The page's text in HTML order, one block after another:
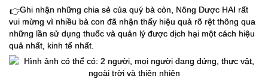
👉Ghi nhận những chia sẻ của quý bà còn, Nông Dược HAI rất
vui mừng vì nhiều bà con đã nhận thấy hiệu quả rõ rệt thông qua
những lần sử dụng thuốc và quản lý được dịch hại một cách hiệu
quả nhất, kinh tế nhất.